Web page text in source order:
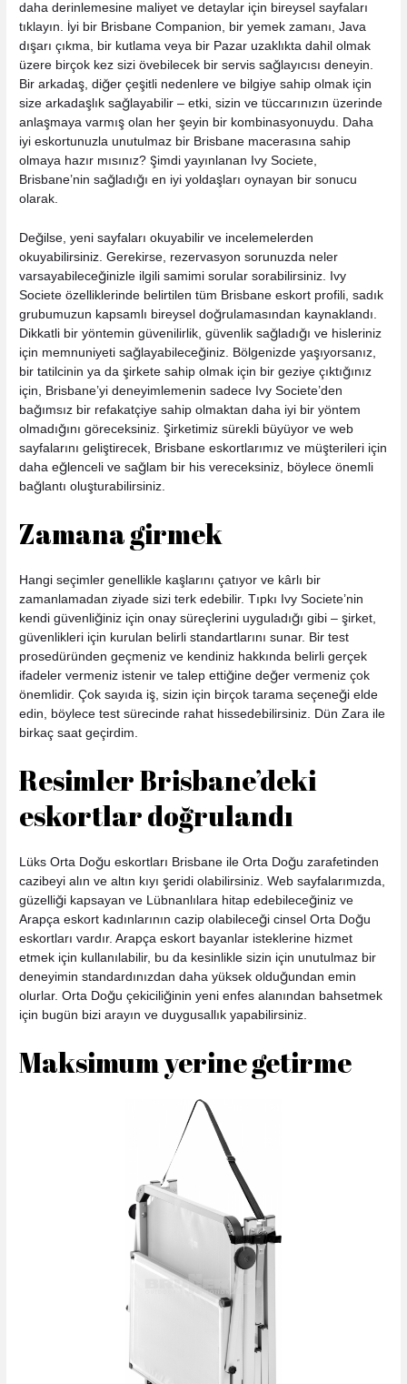
daha derinlemesine maliyet ve detaylar için bireysel sayfaları
tıklayın. İyi bir Brisbane Companion, bir yemek zamanı, Java
dışarı çıkma, bir kutlama veya bir Pazar uzaklıkta dahil olmak
üzere birçok kez sizi övebilecek bir servis sağlayıcısı deneyin.
Bir arkadaş, diğer çeşitli nedenlere ve bilgiye sahip olmak için
size arkadaşlık sağlayabilir – etki, sizin ve tüccarınızın üzerinde
anlaşmaya varmış olan her şeyin bir kombinasyonuydu. Daha
iyi eskortunuzla unutulmaz bir Brisbane macerasına sahip
olmaya hazır mısınız? Şimdi yayınlanan Ivy Societe,
Brisbane’nin sağladığı en iyi yoldaşları oynayan bir sonucu
olarak.
Değilse, yeni sayfaları okuyabilir ve incelemelerden
okuyabilirsiniz. Gerekirse, rezervasyon sorunuzda neler
varsayabileceğinizle ilgili samimi sorular sorabilirsiniz. Ivy
Societe özelliklerinde belirtilen tüm Brisbane eskort profili, sadık
grubumuzun kapsamlı bireysel doğrulamasından kaynaklandı.
Dikkatli bir yöntemin güvenilirlik, güvenlik sağladığı ve hisleriniz
için memnuniyeti sağlayabileceğiniz. Bölgenizde yaşıyorsanız,
bir tatilcinin ya da şirkete sahip olmak için bir geziye çıktığınız
için, Brisbane’yi deneyimlemenin sadece Ivy Societe’den
bağımsız bir refakatçiye sahip olmaktan daha iyi bir yöntem
olmadığını göreceksiniz. Şirketimiz sürekli büyüyor ve web
sayfalarını geliştirecek, Brisbane eskortlarımız ve müşterileri için
daha eğlenceli ve sağlam bir his vereceksiniz, böylece önemli
bağlantı oluşturabilirsiniz.
Zamana girmek
Hangi seçimler genellikle kaşlarını çatıyor ve kârlı bir
zamanlamadan ziyade sizi terk edebilir. Tıpkı Ivy Societe’nin
kendi güvenliğiniz için onay süreçlerini uyguladığı gibi – şirket,
güvenlikleri için kurulan belirli standartlarını sunar. Bir test
prosedüründen geçmeniz ve kendiniz hakkında belirli gerçek
ifadeler vermeniz istenir ve talep ettiğine değer vermeniz çok
önemlidir. Çok sayıda iş, sizin için birçok tarama seçeneği elde
edin, böylece test sürecinde rahat hissedebilirsiniz. Dün Zara ile
birkaç saat geçirdim.
Resimler Brisbane’deki
eskortlar doğrulandı
Lüks Orta Doğu eskortları Brisbane ile Orta Doğu zarafetinden
cazibeyi alın ve altın kıyı şeridi olabilirsiniz. Web sayfalarımızda,
güzelliği kapsayan ve Lübnanlılara hitap edebileceğiniz ve
Arapça eskort kadınlarının cazip olabileceği cinsel Orta Doğu
eskortları vardır. Arapça eskort bayanlar isteklerine hizmet
etmek için kullanılabilir, bu da kesinlikle sizin için unutulmaz bir
deneyimin standardınızdan daha yüksek olduğundan emin
olurlar. Orta Doğu çekiciliğinin yeni enfes alanından bahsetmek
için bugün bizi arayın ve duygusallık yapabilirsiniz.
Maksimum yerine getirme